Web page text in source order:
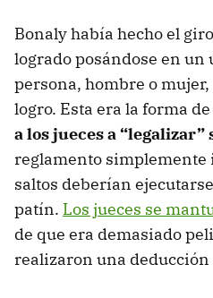
Bonaly había hecho el
logrado posándose en un
persona, hombre o
logro. Esta era la forma
a los jueces a “legalizar”
reglamento simplemente
saltos deberían
patín. Los jueces se
de que era demasiado
realizaron una deducción